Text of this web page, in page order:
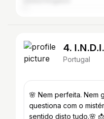
4.
Portugal
🌸 Nem perfeita. Nem
questiona com o
sentido disto tudo.🌸